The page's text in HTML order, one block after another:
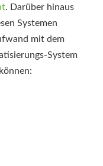
. Darüber hinaus
Systemen
mit dem
System